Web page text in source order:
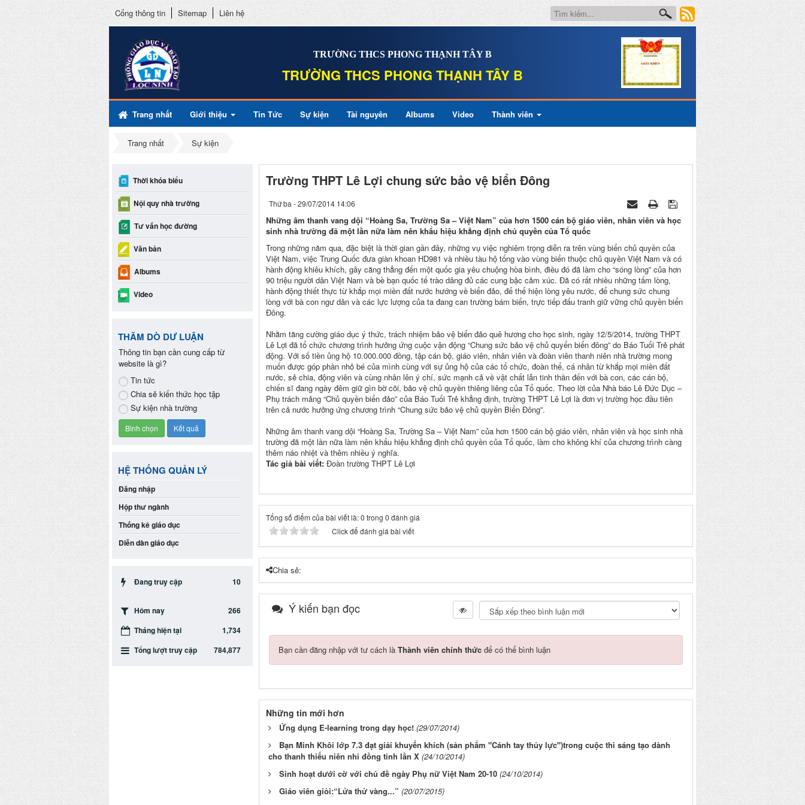
TRƯỜNG THCS PHONG THẠNH TÂY B
TRƯỜNG THCS PHONG THẠNH TÂY B
Cổng thông tin Sitemap Liên hệ
Trang nhất Giới thiệu Tin Tức Sự kiện Tài nguyên Albums Video Thành viên
Trang nhất Sự kiện
Trường THPT Lê Lợi chung sức bảo vệ biển Đông
Thứ ba - 29/07/2014 14:06
Những âm thanh vang dội “Hoàng Sa, Trường Sa – Việt Nam” của hơn 1500 cán bộ giáo viên, nhân viên và học
sinh nhà trường đã một lần nữa làm nên khẩu hiệu khẳng định chủ quyền của Tổ quốc
Trong những năm qua, đặc biệt là thời gian gần đây, những vụ việc nghiêm trọng diễn ra trên vùng biển chủ quyền của
Việt Nam, việc Trung Quốc đưa giàn khoan HD981 và nhiều tàu hộ tống vào vùng biển thuộc chủ quyền Việt Nam và có
hành động khiêu khích, gây căng thẳng đến một quốc gia yêu chuộng hòa bình, điều đó đã làm cho “sóng lòng” của hơn
90 triệu người dân Việt Nam và bè bạn quốc tế trào dâng đủ các cung bậc cảm xúc. Đã có rất nhiều những tấm lòng,
hành động thiết thực từ khắp mọi miền đất nước hướng về biển đảo, để thể hiện lòng yêu nước, để chung sức chung
lòng với bà con ngư dân và các lực lượng của ta đang can trường bám biển, trực tiếp đấu tranh giữ vững chủ quyền biển
Đông.
Nhằm tăng cường giáo dục ý thức, trách nhiệm bảo vệ biển đảo quê hương cho học sinh, ngày 12/5/2014, trường THPT
Lê Lợi đã tổ chức chương trình hưởng ứng cuộc vận động “Chung sức bảo vệ chủ quyển biển đông” do Báo Tuổi Trẻ phát
động. Với số tiền ủng hộ 10.000.000 đồng, tập cán bộ, giáo viên, nhân viên và đoàn viên thanh niên nhà trường mong
muốn được góp phần nhỏ bé của mình cùng với sự ủng hộ của các tổ chức, đoàn thể, cá nhân từ khắp mọi miền đất
nước, sẻ chia, động viên và cùng nhân lên ý chí, sức mạnh cả về vật chất lẫn tinh thần đến với bà con, các cán bộ,
chiến sĩ đang ngày đêm giữ gìn bờ cõi, bảo vệ chủ quyền thiêng liêng của Tổ quốc. Theo lời của Nhà báo Lê Đức Dục –
Phụ trách mảng “Chủ quyền biển đảo” của Báo Tuổi Trẻ khẳng định, trường THPT Lê Lợi là đơn vị trường học đầu tiên
trên cả nước hưởng ứng chương trình “Chung sức bảo vệ chủ quyền Biển Đông”.
Những âm thanh vang dội “Hoàng Sa, Trường Sa – Việt Nam” của hơn 1500 cán bộ giáo viên, nhân viên và học sinh nhà
trường đã một lần nữa làm nên khẩu hiệu khẳng định chủ quyền của Tổ quốc, làm cho không khí của chương trình càng
thêm náo nhiệt và thêm nhiều ý nghĩa.
Tác giả bài viết: Đoàn trường THPT Lê Lợi
Tổng số điểm của bài viết là: 0 trong 0 đánh giá
Click để đánh giá bài viết
Chia sẻ:
Ý kiến bạn đọc
Bạn cần đăng nhập với tư cách là Thành viên chính thức để có thể bình luận
Những tin mới hơn
Ứng dụng E-learning trong dạy học! (29/07/2014)
Bạn Minh Khôi lớp 7.3 đạt giải khuyến khích (sản phẩm "Cánh tay thủy lực")trong cuộc thi sáng tạo dành
cho thanh thiếu niên nhi đồng tỉnh lần X (24/10/2014)
Sinh hoạt dưới cờ với chủ đề ngày Phụ nữ Việt Nam 20-10 (24/10/2014)
Giáo viên giỏi:“Lửa thử vàng...” (20/07/2015)
Thời khóa biểu
Nội quy nhà trường
Tư vấn học đường
Văn bản
Albums
Video
THĂM DÒ DƯ LUẬN
Thông tin bạn cần cung cấp từ
website là gì?
Tin tức
Chia sẻ kiến thức học tập
Sự kiện nhà trường
HỆ THỐNG QUẢN LÝ
Đăng nhập
Hộp thư ngành
Thống kê giáo dục
Diễn dàn giáo dục
Đang truy cập 10
Hôm nay
266
Tháng hiện tại
1,734
Tổng lượt truy cập
784,877